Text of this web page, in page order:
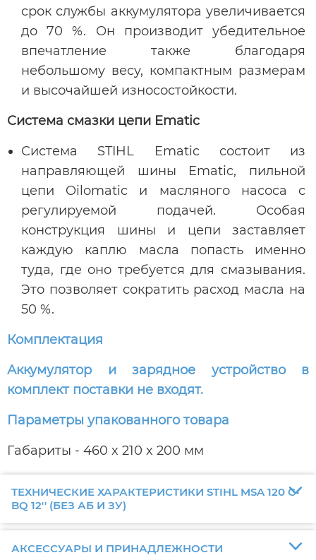
срок службы аккумулятора увеличивается
до 70 %. Он производит убедительное
впечатление также благодаря
небольшому весу, компактным размерам
и высочайшей износостойкости.
Система смазки цепи Ematic
Система STIHL Ematic состоит из
направляющей шины Ematic, пильной
цепи Oilomatic и масляного насоса с
регулируемой подачей. Особая
конструкция шины и цепи заставляет
каждую каплю масла попасть именно
туда, где оно требуется для смазывания.
Это позволяет сократить расход масла на
50 %.
Комплектация
Аккумулятор и зарядное устройство в
комплект поставки не входят.
Параметры упакованного товара
Габариты - 460 x 210 x 200 мм
ТЕХНИЧЕСКИЕ ХАРАКТЕРИСТИКИ STIHL MSA 120 C-
BQ 12'' (БЕЗ АБ И ЗУ)
АКСЕССУАРЫ И ПРИНАДЛЕЖНОСТИ